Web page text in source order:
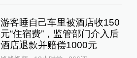
游客睡自己车里被酒店收150
元“住宿费”，监管部门介入后
酒店退款并赔偿1000元